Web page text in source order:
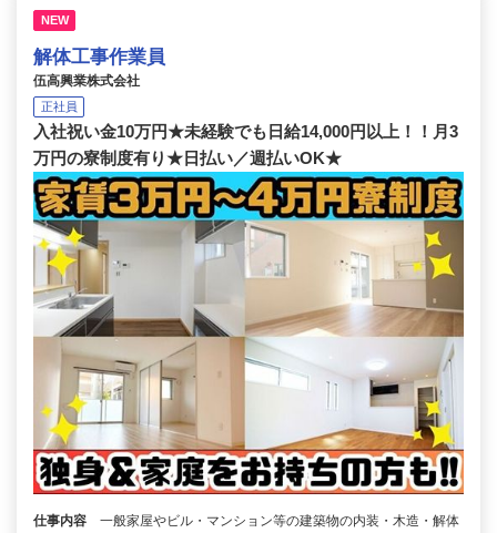
NEW
解体工事作業員
伍高興業株式会社
正社員
入社祝い金10万円★未経験でも日給14,000円以上！！月3
万円の寮制度有り★日払い／週払いOK★
仕事内容
一般家屋やビル・マンション等の建築物の内装・木造・解体